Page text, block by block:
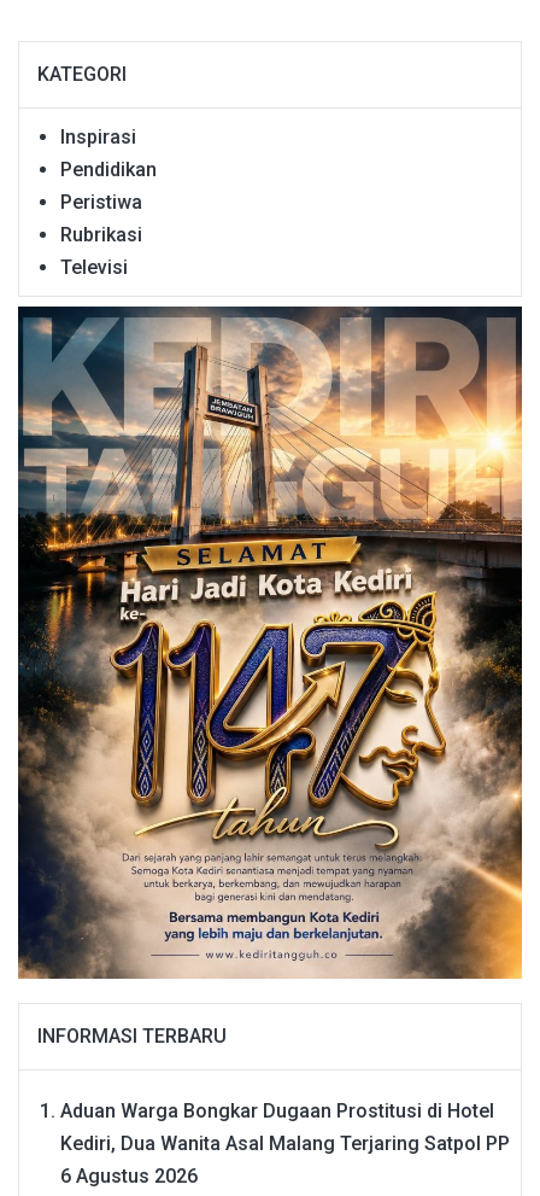
KATEGORI
Inspirasi
Pendidikan
Peristiwa
Rubrikasi
Televisi
INFORMASI TERBARU
Aduan Warga Bongkar Dugaan Prostitusi di Hotel
Kediri, Dua Wanita Asal Malang Terjaring Satpol PP
6 Agustus 2026